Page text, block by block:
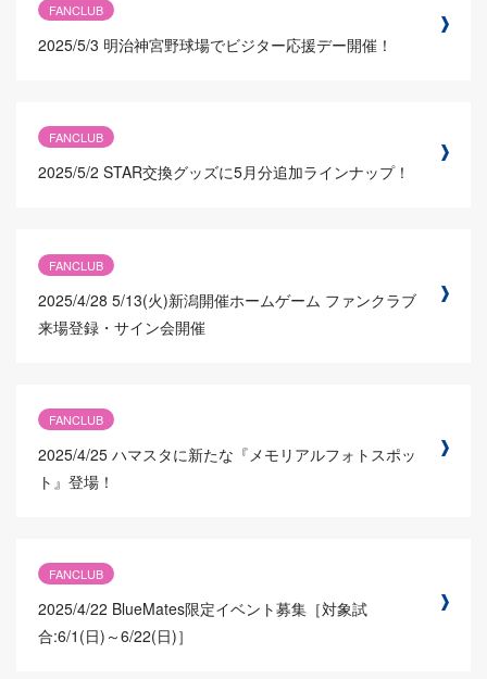
FANCLUB
2025/5/3 明治神宮野球場でビジター応援デー開催！
FANCLUB
2025/5/2 STAR交換グッズに5月分追加ラインナップ！
FANCLUB
2025/4/28 5/13(火)新潟開催ホームゲーム ファンクラブ
来場登録・サイン会開催
FANCLUB
2025/4/25 ハマスタに新たな『メモリアルフォトスポッ
ト』登場！
FANCLUB
2025/4/22 BlueMates限定イベント募集［対象試
合:6/1(日)～6/22(日)］